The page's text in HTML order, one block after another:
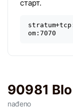
старт.
om:7070
90981
nađeno